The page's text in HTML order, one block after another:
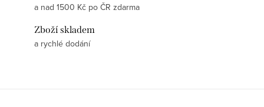
a nad 1500 Kč po ČR zdarma
Zboží skladem
a rychlé dodání